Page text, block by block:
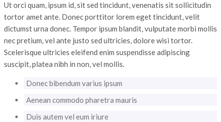
Ut orci quam, ipsum id, sit sed tincidunt, venenatis sit sollicitudin
tortor amet ante. Donec porttitor lorem eget tincidunt, velit
dictumst urna donec. Tempor ipsum blandit, vulputate morbi mollis
nec pretium, vel ante justo sed ultricies, dolore wisi tortor.
Scelerisque ultricies eleifend enim suspendisse adipiscing
suscipit, platea nibh in non, vel mollis.
Donec bibendum varius ipsum
Aenean commodo pharetra mauris
Duis autem vel eum iriure